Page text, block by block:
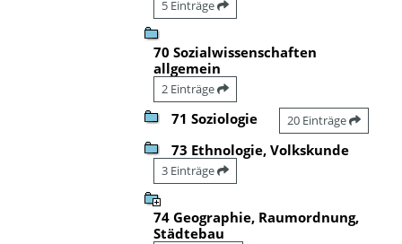
5 Einträge
70 Sozialwissenschaften
allgemein
2 Einträge
71 Soziologie 20 Einträge
73 Ethnologie, Volkskunde
3 Einträge
74 Geographie, Raumordnung,
Städtebau